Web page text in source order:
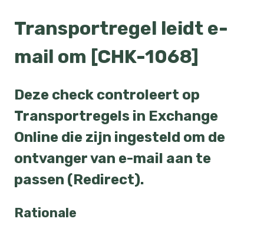
Transportregel leidt e-
mail om [CHK-1068]
Deze check controleert op
Transportregels in Exchange
Online die zijn ingesteld om de
ontvanger van e-mail aan te
passen (Redirect).
Rationale